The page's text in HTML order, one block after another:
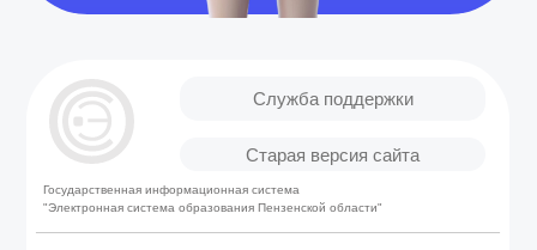
Государственная информационная система
"Электронная система образования Пензенской области"
Служба поддержки
Старая версия сайта